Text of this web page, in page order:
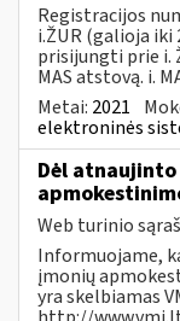
Registracijos
i.ŽUR (galioja iki
prisijungti prie i.
MAS atstovą. i.
Metai: 2021
elektroninės
Dėl
Web turinio
Informuojame,
įmonių
yra skelbiamas